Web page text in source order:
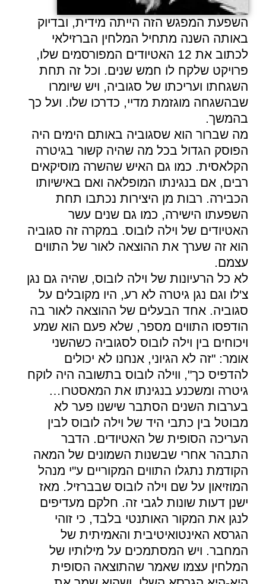
השפעת המפגש הזה הייתה מידית, ובדיוק
באותה השנה מתחיל המלחין הברזילאי
לכתוב את 12 האטיודים המפורסמים שלו,
פרויקט שלקח לו חמש שנים. וכל זה תחת
השגחתו ועריכתו של סגוביה, ויש שיומרו
שבהשגחה מוגזמת מדיי, כדרכו שלו. ועל כך
בהמשך.
מה שברור הוא שסגוביה באותם הימים היה
הפוסק הגדול בכל מה שהיה קשור בגיטרה
הקלאסית. כמו גם האיש שהשרה מוסיקאים
רבים, אם בנגינתו המופלאה ואם באישיותו
הכבירה. רבות מן היצירות נכתבו תחת
השפעתו הישירה, כמו גם שנים עשר
האטיודים של וילה לובוס. במקרה זה סגוביה
הוא זה שערך את ההוצאה לאור של התווים
עצמם.
לא כל הרעיונות של וילה לובוס, שהיה גם נגן
צ'לו וגם נגן גיטרה לא רע, היו מקובלים על
סגוביה. אחד הבעלים של ההוצאה לאור בה
הודפסו התווים מספר, שלא פעם הוא שמע
ויכוחים בין וילה לובוס לסגוביה כשהשני
אומר: "זה לא הגיוני, אנחנו לא יכולים
להדפיס כך", ווילה לובוס בתשובה היה לוקח
גיטרה ומשכנע בנגינתו את המאסטרו…
בערבות השנים הסתבר שישנו פער לא
מבוטל בין כתבי היד של וילה לובוס לבין
העריכה הסופית של האטיודים. הדבר
התבהר אחרי שבשנות השמונים של המאה
הקודמת נתגלו התווים המקוריים ע"י מנהל
המוזיאון על שם וילה לובוס שבברזיל. מאז
ישנן דעות שונות לגבי זה. חלקם מעדיפים
לנגן את המקור האותנטי בלבד, כי זוהי
הגרסא האינטואיטיבית והאמיתית של
המחבר. ויש המסתמכים על מילותיו של
המלחין עצמו שאמר שהתוצאה הסופית